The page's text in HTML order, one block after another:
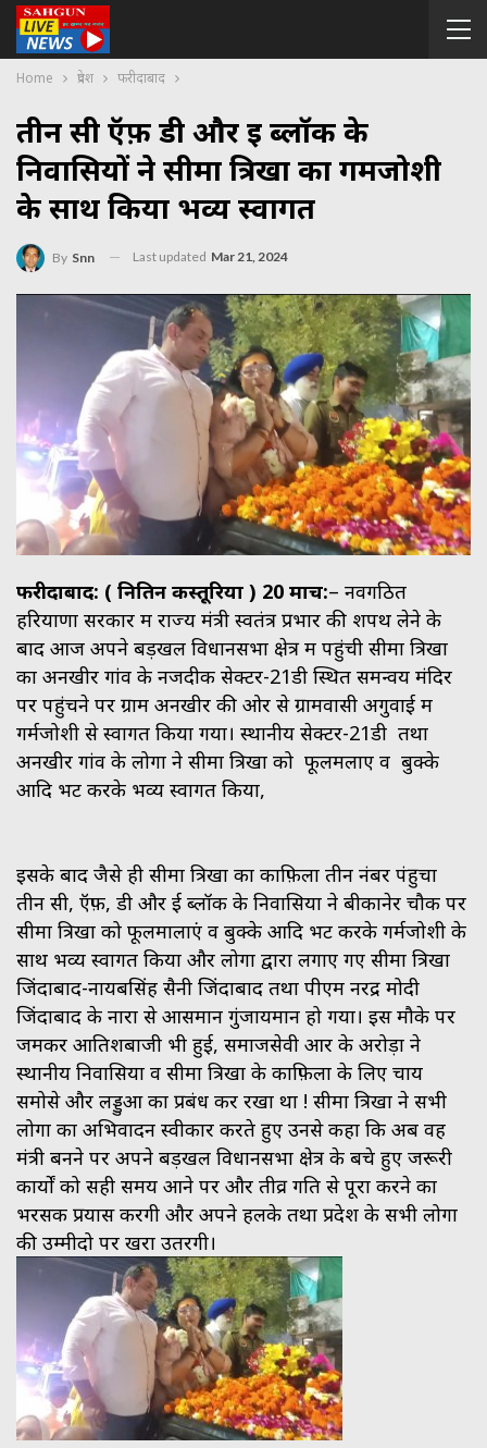
Home प्रदेश फरीदाबाद
तीन सी ऍफ़ डी और ई ब्लॉक के
निवासियों ने सीमा त्रिखा का गर्मजोशी
के साथ किया भव्य स्वागत
By Snn Last updated Mar 21, 2024
फरीदाबाद: ( नितिन कस्तूरिया ) 20 मार्च:– नवगठित
हरियाणा सरकार में राज्य मंत्री स्वतंत्र प्रभार की शपथ लेने के
बाद आज अपने बड़खल विधानसभा क्षेत्र में पहुंची सीमा त्रिखा
का अनखीर गांव के नजदीक सेक्टर-21डी स्थित समन्वय मंदिर
पर पहुंचने पर ग्राम अनखीर की ओर से ग्रामवासी अगुवाई में
गर्मजोशी से स्वागत किया गया। स्थानीय सेक्टर-21डी तथा
अनखीर गांव के लोगों ने सीमा त्रिखा को फूलमलाए व बुक्के
आदि भेंट करके भव्य स्वागत किया,
इसके बाद जैसे ही सीमा त्रिखा का काफ़िला तीन नंबर पंहुचा
तीन सी, ऍफ़, डी और ई ब्लॉक के निवासियों ने बीकानेर चौक पर
सीमा त्रिखा को फूलमालाएं व बुक्के आदि भेंट करके गर्मजोशी के
साथ भव्य स्वागत किया और लोगों द्वारा लगाए गए सीमा त्रिखा
जिंदाबाद-नायबसिंह सैनी जिंदाबाद तथा पीएम नरेंद्र मोदी
जिंदाबाद के नारों से आसमान गुंजायमान हो गया। इस मौके पर
जमकर आतिशबाजी भी हुई, समाजसेवी आर के अरोड़ा ने
स्थानीय निवासियों व सीमा त्रिखा के काफ़िला के लिए चाय
समोसे और लड्डुओं का प्रबंध कर रखा था ! सीमा त्रिखा ने सभी
लोगों का अभिवादन स्वीकार करते हुए उनसे कहा कि अब वह
मंत्री बनने पर अपने बड़खल विधानसभा क्षेत्र के बचे हुए जरूरी
कार्यों को सही समय आने पर और तीव्र गति से पूरा करने का
भरसक प्रयास करेंगी और अपने हलके तथा प्रदेश के सभी लोगों
की उम्मीदो पर खरा उतरेंगी।